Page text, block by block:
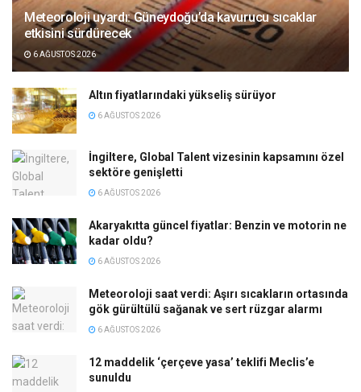
Meteoroloji uyardı: Güneydoğu’da kavurucu sıcaklar
etkisini sürdürecek
6 AĞUSTOS 2026
Altın fiyatlarındaki yükseliş sürüyor
6 AĞUSTOS 2026
İngiltere, Global Talent vizesinin kapsamını özel
sektöre genişletti
6 AĞUSTOS 2026
Akaryakıtta güncel fiyatlar: Benzin ve motorin ne
kadar oldu?
6 AĞUSTOS 2026
Meteoroloji saat verdi: Aşırı sıcakların ortasında
gök gürültülü sağanak ve sert rüzgar alarmı
6 AĞUSTOS 2026
12 maddelik ‘çerçeve yasa’ teklifi Meclis’e
sunuldu